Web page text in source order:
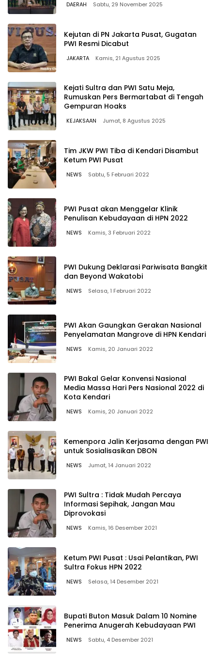
DAERAH Sabtu, 29 November 2025
Kejutan di PN Jakarta Pusat, Gugatan
PWI Resmi Dicabut
JAKARTA Kamis, 21 Agustus 2025
Kejati Sultra dan PWI Satu Meja,
Rumuskan Pers Bermartabat di Tengah
Gempuran Hoaks
KEJAKSAAN Jumat, 8 Agustus 2025
Tim JKW PWI Tiba di Kendari Disambut
Ketum PWI Pusat
NEWS Sabtu, 5 Februari 2022
PWI Pusat akan Menggelar Klinik
Penulisan Kebudayaan di HPN 2022
NEWS Kamis, 3 Februari 2022
PWI Dukung Deklarasi Pariwisata Bangkit
dan Beyond Wakatobi
NEWS Selasa, 1 Februari 2022
PWI Akan Gaungkan Gerakan Nasional
Penyelamatan Mangrove di HPN Kendari
NEWS Kamis, 20 Januari 2022
PWI Bakal Gelar Konvensi Nasional
Media Massa Hari Pers Nasional 2022 di
Kota Kendari
NEWS Kamis, 20 Januari 2022
Kemenpora Jalin Kerjasama dengan PWI
untuk Sosialisasikan DBON
NEWS Jumat, 14 Januari 2022
PWI Sultra : Tidak Mudah Percaya
Informasi Sepihak, Jangan Mau
Diprovokasi
NEWS Kamis, 16 Desember 2021
Ketum PWI Pusat : Usai Pelantikan, PWI
Sultra Fokus HPN 2022
NEWS Selasa, 14 Desember 2021
Bupati Buton Masuk Dalam 10 Nomine
Penerima Anugerah Kebudayaan PWI
NEWS Sabtu, 4 Desember 2021